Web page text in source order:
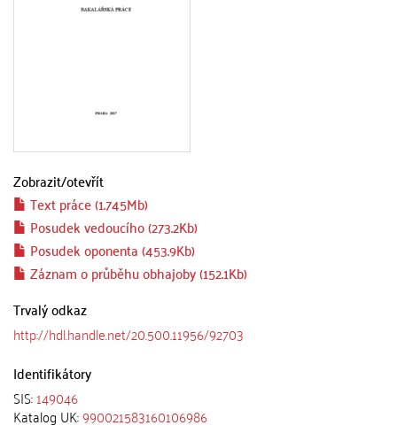
Zobrazit/otevřít
Text práce (1.745Mb)
Posudek vedoucího (273.2Kb)
Posudek oponenta (453.9Kb)
Záznam o průběhu obhajoby (152.1Kb)
Trvalý odkaz
http://hdl.handle.net/20.500.11956/92703
Identifikátory
SIS:149046
Katalog UK:990021583160106986